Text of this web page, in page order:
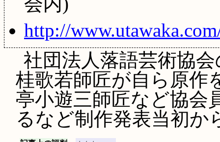
http://
社団法人落語芸術協
桂歌若師匠が自ら原作
亭小遊三師匠など協会
るなど制作発表当初か